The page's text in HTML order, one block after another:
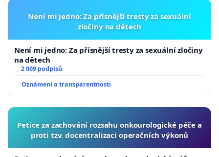
Není mi jedno: Za přísnější tresty za sexuální
zločiny na dětech
Není mi jedno: Za přísnější tresty za sexuální zločiny
na dětech
2 009 podpisů
Oznámení o transparentnosti
Petice za zachování rozsahu onkourologické péče a
proti tzv. docentralizaci operačních výkonů